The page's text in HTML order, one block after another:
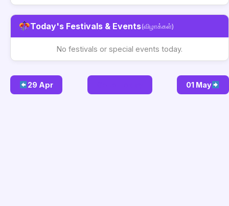
Today's Festivals & Events(விழாக்கள்)
No festivals or special events today.
29 Apr 01 May